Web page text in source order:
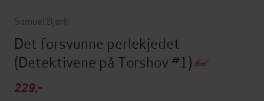
Samuel Bjørk
Det forsvunne perlekjedet
(Detektivene på Torshov #1)
229,-